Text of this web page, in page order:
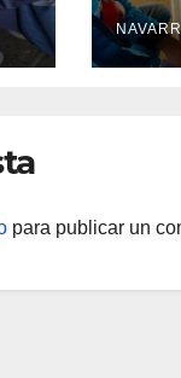
para publicar un